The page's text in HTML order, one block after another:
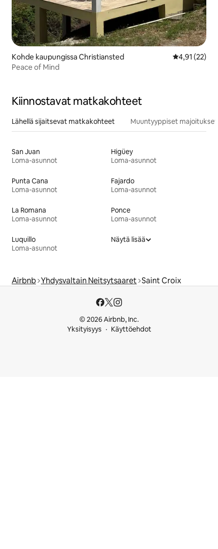
Kohde kaupungissa Christiansted
4,91 (22)
Peace of Mind
Kiinnostavat matkakohteet
Lähellä sijaitsevat matkakohteet Muuntyyppiset majoitukset
San Juan
Loma-asunnot
Higüey
Loma-asunnot
Punta Cana
Loma-asunnot
Fajardo
Loma-asunnot
La Romana
Loma-asunnot
Ponce
Loma-asunnot
Luquillo
Loma-asunnot
Näytä lisää
Airbnb Yhdysvaltain Neitsytsaaret Saint Croix
© 2026 Airbnb, Inc.
Yksityisyys
Käyttöehdot